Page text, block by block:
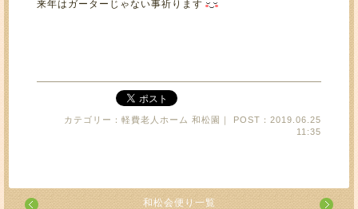
来年はガーターじゃない事祈ります
カテゴリー：軽費老人ホーム 和松園｜ POST：2019.06.25
11:35
和松会便り一覧